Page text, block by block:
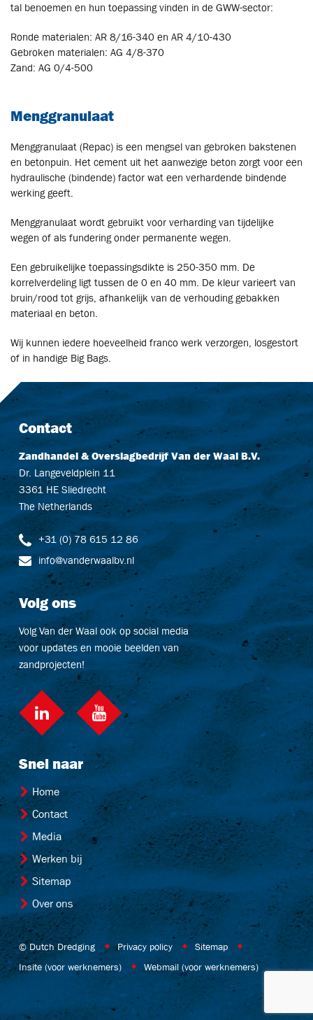
tal benoemen en hun toepassing vinden in de GWW-sector:
Ronde materialen: AR 8/16-340 en AR 4/10-430
Gebroken materialen: AG 4/8-370
Zand: AG 0/4-500
Menggranulaat
Menggranulaat (Repac) is een mengsel van gebroken bakstenen
en betonpuin. Het cement uit het aanwezige beton zorgt voor een
hydraulische (bindende) factor wat een verhardende bindende
werking geeft.
Menggranulaat wordt gebruikt voor verharding van tijdelijke
wegen of als fundering onder permanente wegen.
Een gebruikelijke toepassingsdikte is 250-350 mm. De
korrelverdeling ligt tussen de 0 en 40 mm. De kleur varieert van
bruin/rood tot grijs, afhankelijk van de verhouding gebakken
materiaal en beton.
Wij kunnen iedere hoeveelheid franco werk verzorgen, losgestort
of in handige Big Bags.
Contact
Zandhandel & Overslagbedrijf Van der Waal B.V.
Dr. Langeveldplein 11
3361 HE Sliedrecht
The Netherlands
+31 (0) 78 615 12 86
info@vanderwaalbv.nl
Volg ons
Volg Van der Waal ook op social media
voor updates en mooie beelden van
zandprojecten!
LinkedIn Youtube
Snel naar
Home
Contact
Media
Werken bij
Sitemap
Over ons
© Dutch Dredging Privacy policy
Sitemap
Insite (voor werknemers)
Webmail (voor werknemers)
Website by OrangeTalent